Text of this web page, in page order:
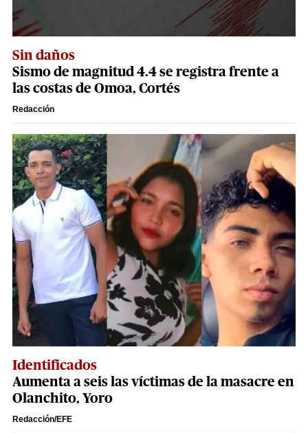
Sin daños
Sismo de magnitud 4.4 se registra frente a
las costas de Omoa, Cortés
Redacción
Identificados
Aumenta a seis las víctimas de la masacre en
Olanchito, Yoro
Redacción/EFE